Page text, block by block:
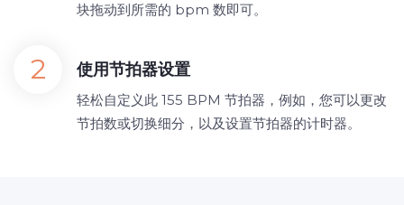
块拖动到所需的 bpm 数即可。
使用节拍器设置
轻松自定义此 155 BPM 节拍器，例如，您可以更改
节拍数或切换细分，以及设置节拍器的计时器。